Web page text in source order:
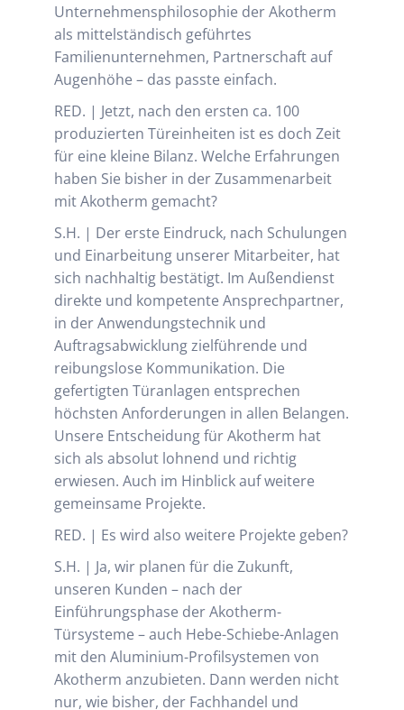
Unternehmensphilosophie der Akotherm
als mittelständisch geführtes
Familienunternehmen, Partnerschaft auf
Augenhöhe – das passte einfach.
RED. | Jetzt, nach den ersten ca. 100
produzierten Türeinheiten ist es doch Zeit
für eine kleine Bilanz. Welche Erfahrungen
haben Sie bisher in der Zusammenarbeit
mit Akotherm gemacht?
S.H. | Der erste Eindruck, nach Schulungen
und Einarbeitung unserer Mitarbeiter, hat
sich nachhaltig bestätigt. Im Außendienst
direkte und kompetente Ansprechpartner,
in der Anwendungstechnik und
Auftragsabwicklung zielführende und
reibungslose Kommunikation. Die
gefertigten Türanlagen entsprechen
höchsten Anforderungen in allen Belangen.
Unsere Entscheidung für Akotherm hat
sich als absolut lohnend und richtig
erwiesen. Auch im Hinblick auf weitere
gemeinsame Projekte.
RED. | Es wird also weitere Projekte geben?
S.H. | Ja, wir planen für die Zukunft,
unseren Kunden – nach der
Einführungsphase der Akotherm-
Türsysteme – auch Hebe-Schiebe-Anlagen
mit den Aluminium-Profilsystemen von
Akotherm anzubieten. Dann werden nicht
nur, wie bisher, der Fachhandel und